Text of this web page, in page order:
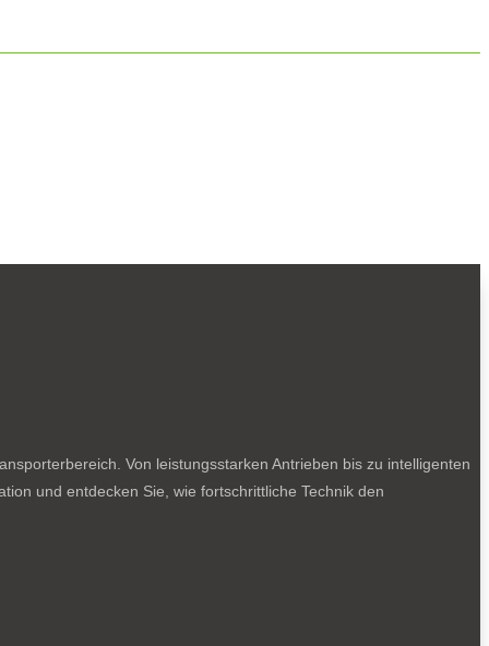
Von leistungsstarken Antrieben bis zu intelligenten
und entdecken Sie, wie fortschrittliche Technik den